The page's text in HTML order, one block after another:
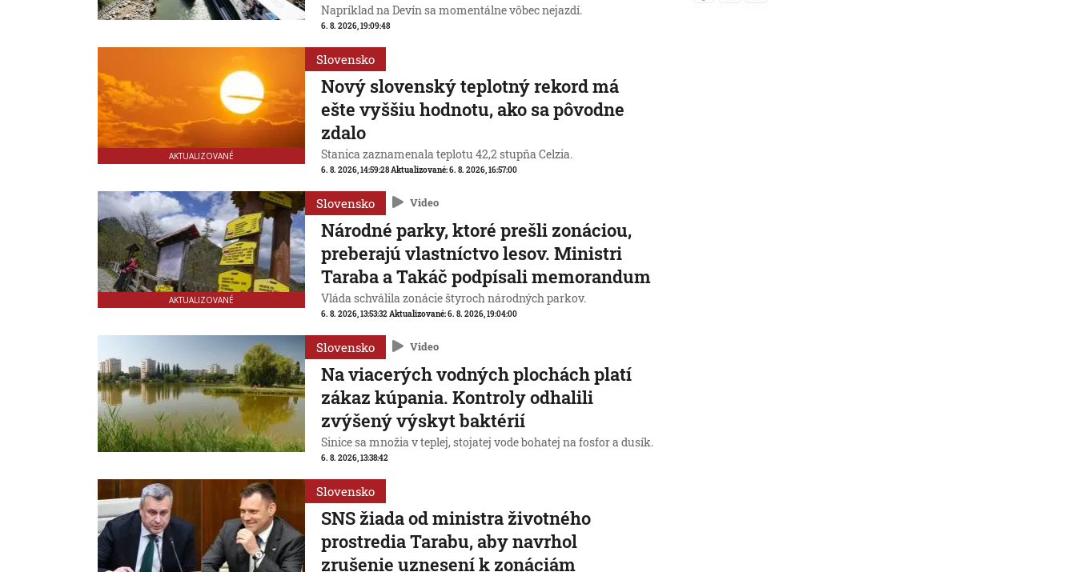
Napríklad na Devín sa momentálne vôbec nejazdí.
6. 8. 2026, 19:09:48
AKTUALIZOVANÉ
Slovensko
Nový slovenský teplotný rekord má
ešte vyššiu hodnotu, ako sa pôvodne
zdalo
Stanica zaznamenala teplotu 42,2 stupňa Celzia.
6. 8. 2026, 14:59:28Aktualizované:6. 8. 2026, 16:57:00
AKTUALIZOVANÉ
Slovensko Video
Národné parky, ktoré prešli zonáciou,
preberajú vlastníctvo lesov. Ministri
Taraba a Takáč podpísali memorandum
Vláda schválila zonácie štyroch národných parkov.
6. 8. 2026, 13:53:32 Aktualizované:6. 8. 2026, 19:04:00
Slovensko Video
Na viacerých vodných plochách platí
zákaz kúpania. Kontroly odhalili
zvýšený výskyt baktérií
Sinice sa množia v teplej, stojatej vode bohatej na fosfor a dusík.
6. 8. 2026, 13:38:42
Slovensko
SNS žiada od ministra životného
prostredia Tarabu, aby navrhol
zrušenie uznesení k zonáciám